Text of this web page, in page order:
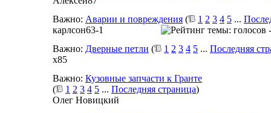
Важно: Аварии и повреждения ( 1 2 3 4 5 ...
карлсон63-1
Важно: Дверные петли ( 1 2 3 4 5 ... Последняя
x85
Важно: Кузовные запчасти к Гранте
(
1 2 3 4 5 ... Последняя страница)
Олег Новицкий